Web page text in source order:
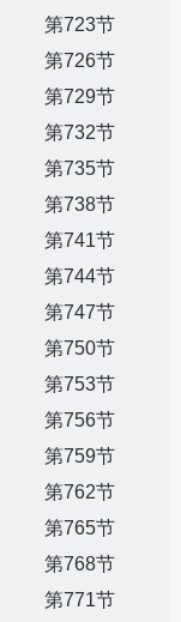
第723节
第726节
第729节
第732节
第735节
第738节
第741节
第744节
第747节
第750节
第753节
第756节
第759节
第762节
第765节
第768节
第771节